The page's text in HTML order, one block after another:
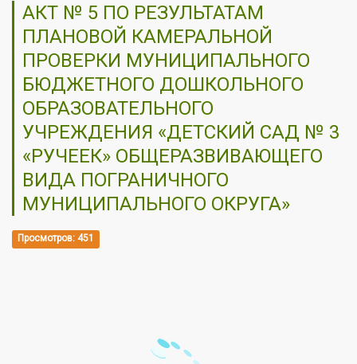
АКТ № 5 ПО РЕЗУЛЬТАТАМ
ПЛАНОВОЙ КАМЕРАЛЬНОЙ
ПРОВЕРКИ МУНИЦИПАЛЬНОГО
БЮДЖЕТНОГО ДОШКОЛЬНОГО
ОБРАЗОВАТЕЛЬНОГО
УЧРЕЖДЕНИЯ «ДЕТСКИЙ САД № 3
«РУЧЕЕК» ОБЩЕРАЗВИВАЮЩЕГО
ВИДА ПОГРАНИЧНОГО
МУНИЦИПАЛЬНОГО ОКРУГА»
Просмотров: 451